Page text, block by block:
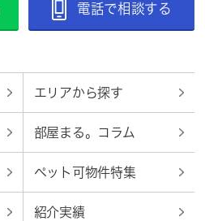
電話で相談する
エリアから探す
部屋まる。コラム
ペット可物件特集
紹介実績